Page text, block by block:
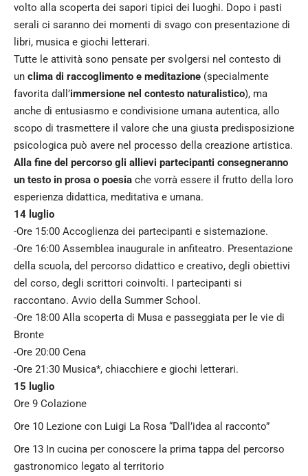
volto alla scoperta dei sapori tipici dei luoghi. Dopo i pasti
serali ci saranno dei momenti di svago con presentazione di
libri, musica e giochi letterari.
Tutte le attività sono pensate per svolgersi nel contesto di
un clima di raccoglimento e meditazione (specialmente
favorita dall’immersione nel contesto naturalistico), ma
anche di entusiasmo e condivisione umana autentica, allo
scopo di trasmettere il valore che una giusta predisposizione
psicologica può avere nel processo della creazione artistica.
Alla fine del percorso gli allievi partecipanti consegneranno
un testo in prosa o poesia che vorrà essere il frutto della loro
esperienza didattica, meditativa e umana.
14 luglio
-Ore 15:00 Accoglienza dei partecipanti e sistemazione.
-Ore 16:00 Assemblea inaugurale in anfiteatro. Presentazione
della scuola, del percorso didattico e creativo, degli obiettivi
del corso, degli scrittori coinvolti. I partecipanti si
raccontano. Avvio della Summer School.
-Ore 18:00 Alla scoperta di Musa e passeggiata per le vie di
Bronte
-Ore 20:00 Cena
-Ore 21:30 Musica*, chiacchiere e giochi letterari.
15 luglio
Ore 9 Colazione
Ore 10 Lezione con Luigi La Rosa “Dall’idea al racconto”
Ore 13 In cucina per conoscere la prima tappa del percorso
gastronomico legato al territorio